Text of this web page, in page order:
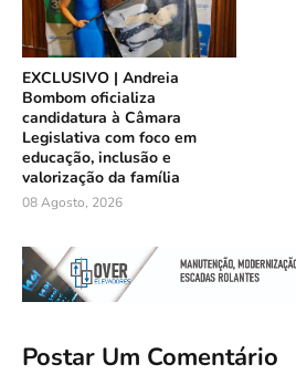
EXCLUSIVO | Andreia
Bombom oficializa
candidatura à Câmara
Legislativa com foco em
educação, inclusão e
valorização da família
08 Agosto, 2026
Postar Um Comentário